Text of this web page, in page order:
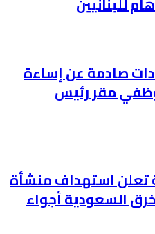
صادمة عن إساءة
مقر رئيس
تعلن استهداف منشأة
السعودية أجواء